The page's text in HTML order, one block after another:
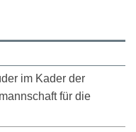
im Kader der
für die